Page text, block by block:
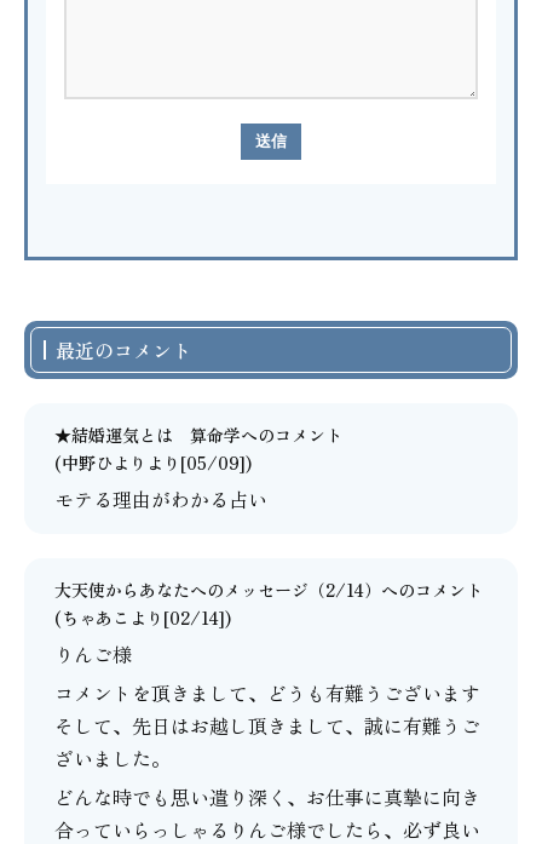
最近のコメント
★結婚運気とは 算命学へのコメント
(中野ひよりより[05/09])
モテる理由がわかる占い
大天使からあなたへのメッセージ（2/14） へのコメント
(ちゃあこ より[02/14])
りんご様
コメントを頂きまして、どうも有難うございます
そして、先日はお越し頂きまして、誠に有難うご
ざいました。
どんな時でも思い遣り深く、お仕事に真摯に向き
合っていらっしゃるりんご様でしたら、必ず良い